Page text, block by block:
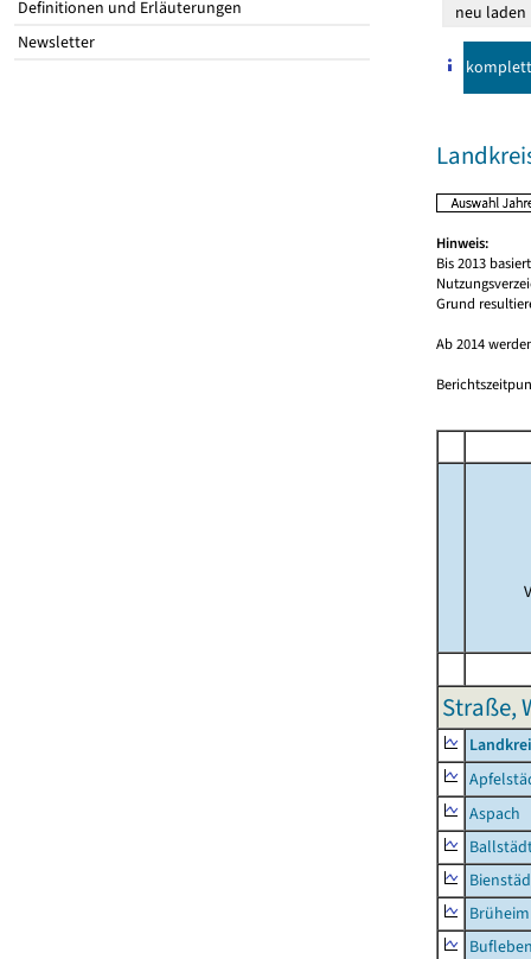
Definitionen und Erläuterungen
Newsletter
komplett
Hinweis:
Bis 2013
Grund
Ab 2014
Straße,
Aspach
Brüheim